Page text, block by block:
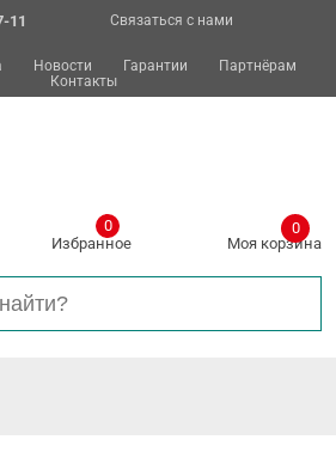
11 Связаться с нами
Новости Гарантии
Партнёрам
Контакты
Избранное
0
Моя корзина
0